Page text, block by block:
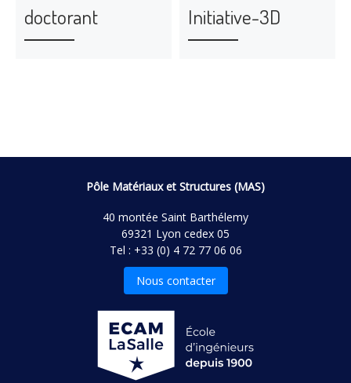
doctorant
Initiative-3D
Pôle Matériaux et Structures (MAS)
40 montée Saint Barthélemy
69321 Lyon cedex 05
Tel : +33 (0) 4 72 77 06 06
Nous contacter